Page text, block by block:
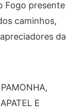
Fogo presente
caminhos,
da
E